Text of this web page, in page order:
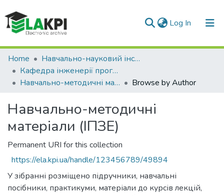
Log In (current)
Communities & Collections
All of DSpace
Home
Навчально-науковий інститут атомної та теплової енергетики (НН ІАТЕ)
Кафедра інженерії програмного забезпечення в енергетиці (ІПЗЕ)
Навчально-методичні матеріали (ІПЗЕ)
Browse by Author
Навчально-методичні
матеріали (ІПЗЕ)
Permanent URI for this collection
https://ela.kpi.ua/handle/123456789/49894
У зібранні розміщено підручники, навчальні
посібники, практикуми, матеріали до курсів лекцій,